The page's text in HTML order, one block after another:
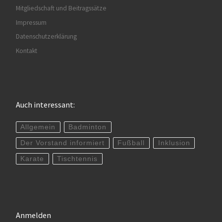
Mitgliedschaft und Beitragssätze
Impressum
Datenschutzerklärung
Kontakt
Auch interessant:
Allgemein Badminton
Der Vorstand informiert Fußball Inklusion
Karate Tischtennis
Anmelden